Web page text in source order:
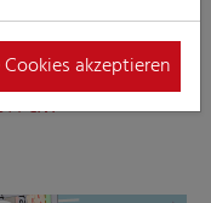
e.V.
akzeptieren